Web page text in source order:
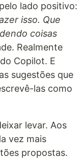
lado positivo:
isso. Que
coisas
Realmente
Copilot. E
sugestões que
las como
levar. Aos
vez mais
propostas.